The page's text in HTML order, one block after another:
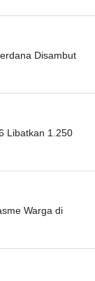
Disambut
Libatkan 1.250
Warga di